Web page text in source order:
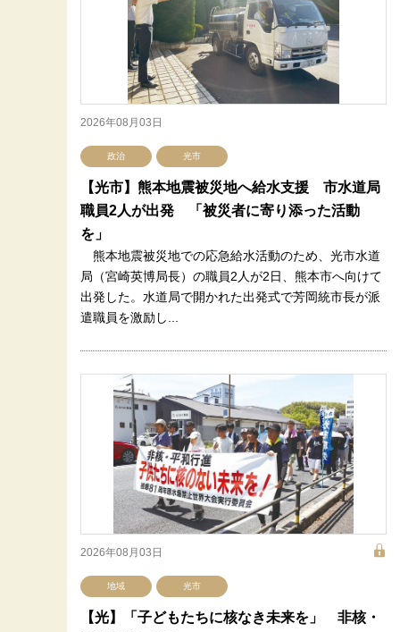
2026年08月03日
政治 光市
【光市】熊本地震被災地へ給水支援 市水道局
職員2人が出発 「被災者に寄り添った活動
を」
熊本地震被災地での応急給水活動のため、光市水道
局（宮崎英博局長）の職員2人が2日、熊本市へ向けて
出発した。水道局で開かれた出発式で芳岡統市長が派
遣職員を激励し...
2026年08月03日
地域 光市
【光】「子どもたちに核なき未来を」 非核・